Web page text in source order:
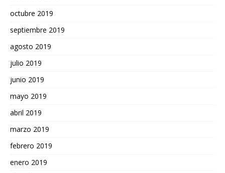
octubre 2019
septiembre 2019
agosto 2019
julio 2019
junio 2019
mayo 2019
abril 2019
marzo 2019
febrero 2019
enero 2019